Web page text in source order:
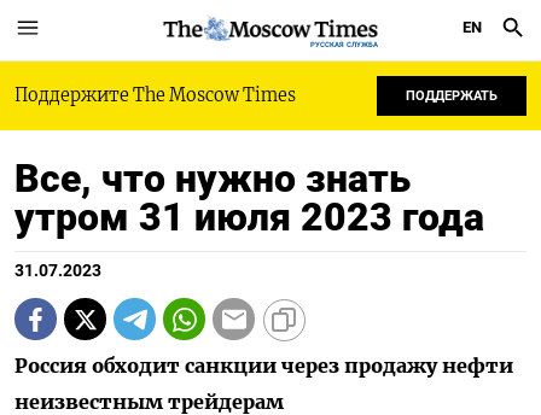
РУССКАЯ СЛУЖБА
EN
Поддержите The Moscow Times ПОДДЕРЖАТЬ
Все, что нужно знать
утром 31 июля 2023 года
31.07.2023
Россия обходит санкции через продажу нефти
неизвестным трейдерам